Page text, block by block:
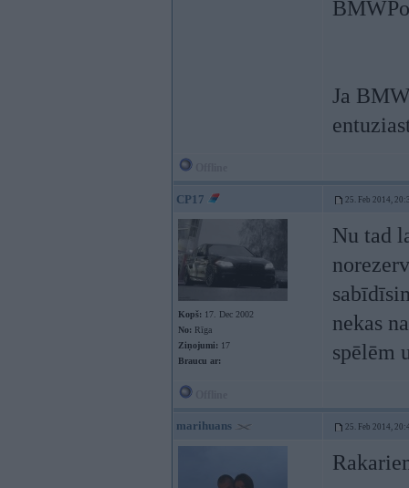
Ja
CP17 25. Feb 2014,
Kopš: 17. Dec 2002
No: Rīga
Ziņojumi: 17
Braucu ar:
Nu tad
nekas
spēlēm
marihuans 25. Feb 2014,